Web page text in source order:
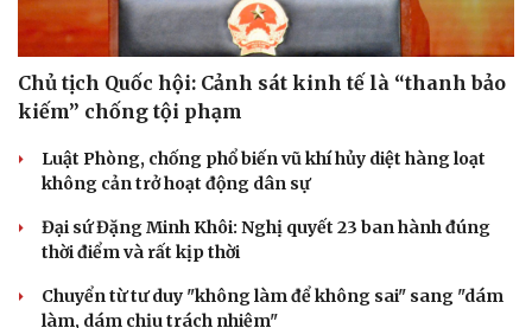
Chủ tịch Quốc hội: Cảnh sát kinh tế là “thanh bảo
kiếm” chống tội phạm
Luật Phòng, chống phổ biến vũ khí hủy diệt hàng loạt
không cản trở hoạt động dân sự
Đại sứ Đặng Minh Khôi: Nghị quyết 23 ban hành đúng
thời điểm và rất kịp thời
Chuyển từ tư duy "không làm để không sai" sang "dám
làm, dám chịu trách nhiệm"